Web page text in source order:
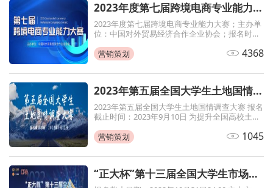
2023年度第七届跨境电商专业能力大赛，初赛知识竞赛
2023年度第七届跨境电商专业能力大赛；主办单
位：中国对外贸易经济合作企业协会；报名时
营销策划
4368
2023年第五届全国大学生土地国情调查大赛
2023年第五届全国大学生土地国情调查大赛 报名
截止时间：2023年9月10日 为提升全国高校土地
学认知，促进大学生学术交流，提高大学生理论
学习、科学研究和团队协作等综合能力，拟组织
开展第五届全国大学生土地国情调查大
营销策划 1045
“正大杯”第十三届全国大学生市场调查与分析大赛暨第三届海峡两岸暨港澳大